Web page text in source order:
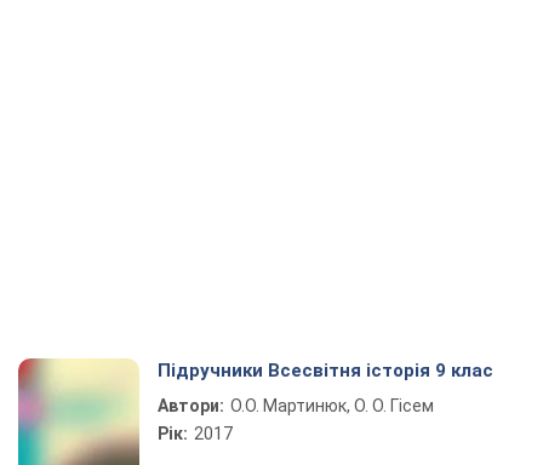
Підручники Всесвітня історія 9 клас
Автори: О.О. Мартинюк, О. О. Гісем
Рік: 2017